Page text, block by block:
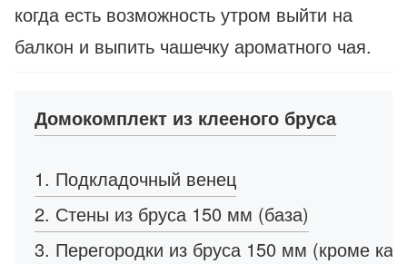
когда есть возможность утром выйти на
балкон и выпить чашечку ароматного чая.
Домокомплект из клееного бруса
1. Подкладочный венец
2. Стены из бруса 150 мм (база)
3. Перегородки из бруса 150 мм (кроме